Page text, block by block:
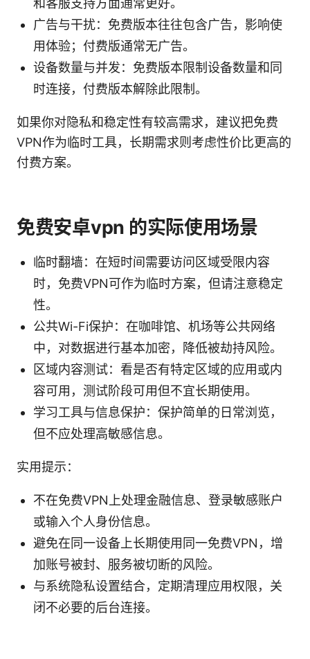
广告与干扰：免费版本往往包含广告，影响使
用体验；付费版通常无广告。
设备数量与并发：免费版本限制设备数量和同
时连接，付费版本解除此限制。
如果你对隐私和稳定性有较高需求，建议把免费
VPN作为临时工具，长期需求则考虑性价比更高的
付费方案。
免费安卓vpn 的实际使用场景
临时翻墙：在短时间需要访问区域受限内容
时，免费VPN可作为临时方案，但请注意稳定
性。
公共Wi-Fi保护：在咖啡馆、机场等公共网络
中，对数据进行基本加密，降低被劫持风险。
区域内容测试：看是否有特定区域的应用或内
容可用，测试阶段可用但不宜长期使用。
学习工具与信息保护：保护简单的日常浏览，
但不应处理高敏感信息。
实用提示：
不在免费VPN上处理金融信息、登录敏感账户
或输入个人身份信息。
避免在同一设备上长期使用同一免费VPN，增
加账号被封、服务被切断的风险。
与系统隐私设置结合，定期清理应用权限，关
闭不必要的后台连接。